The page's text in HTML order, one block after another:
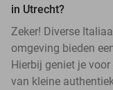
in Utrecht?
Zeker! Diverse
omgeving bieden
Hierbij geniet je
van kleine